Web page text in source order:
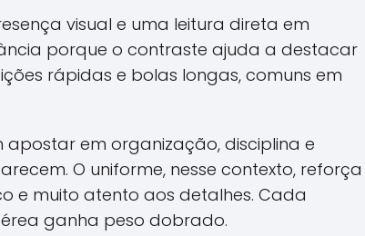
visual e uma leitura direta em
porque o contraste ajuda a destacar
rápidas e bolas longas, comuns em
em organização, disciplina e
O uniforme, nesse contexto, reforça
e muito atento aos detalhes. Cada
ganha peso dobrado.